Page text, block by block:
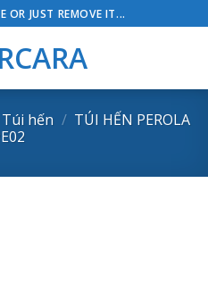
OR JUST REMOVE IT...
Túi hến / TÚI HẾN PEROLA